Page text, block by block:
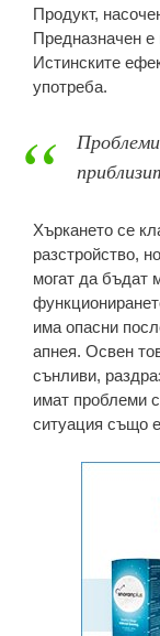
Продукт,
Предназначен е
Истинските
употреба.
Хъркането се
разстройство,
могат да бъдат
има опасни
апнея. Освен
сънливи,
имат проблеми
ситуация също